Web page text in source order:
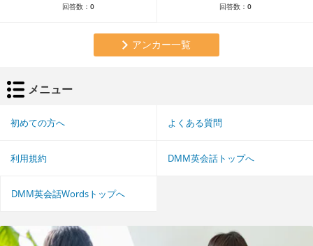
回答数： 0 回答数： 0
アンカー一覧
メニュー
初めての方へ よくある質問
利用規約 DMM英会話トップへ
DMM英会話Wordsトップへ